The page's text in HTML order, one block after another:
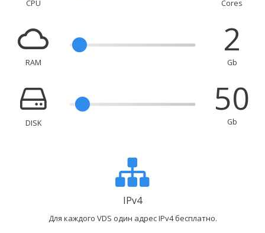
CPU Cores
RAM
2
Gb
DISK
50
Gb
IPv4
Для каждого VDS один адрес IPv4 бесплатно.